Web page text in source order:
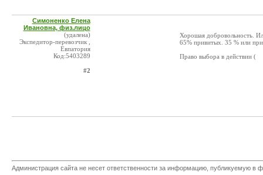
Симоненко Елена
Ивановна, физ.лицо
(удалена)
Экспедитор-перевозчик ,
Евпатория
Код:5403289
#2
Хорошая добровольность.
65% привитых. 35 % или
Право выбора в действии (
Администрация сайта не несет ответственности за информацию, публикуемую